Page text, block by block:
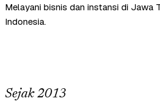
Melayani bisnis dan instansi di Jawa
Indonesia.
Sejak 2013